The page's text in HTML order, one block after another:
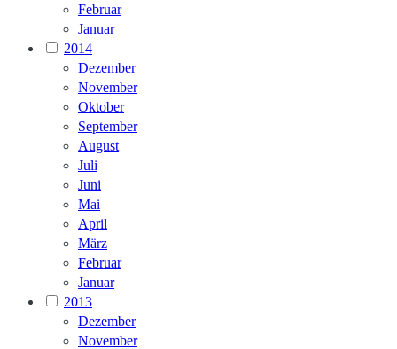
Februar
Januar
2014
Dezember
November
Oktober
September
August
Juli
Juni
Mai
April
März
Februar
Januar
2013
Dezember
November